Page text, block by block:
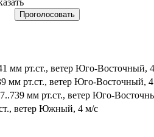
мм рт.ст., ветер Юго-Восточный,
мм рт.ст., ветер Юго-Восточный,
мм рт.ст., ветер Юго-
ветер Южный, 4 м/с